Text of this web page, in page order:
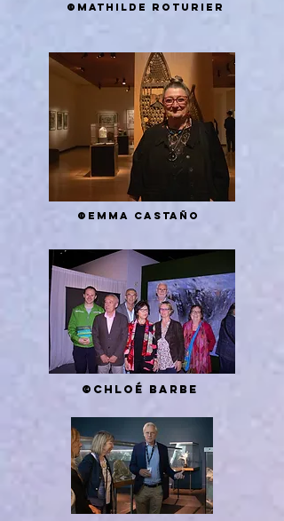
©Mathilde roturier
©Emma Castaño
©Chloé Barbe